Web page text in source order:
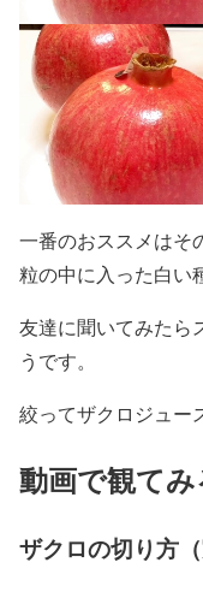
一番のおススメはそ
粒の中に入った白い
友達に聞いてみたら
うです。
絞ってザクロジュー
動画で観てみ
ザクロの切り方（